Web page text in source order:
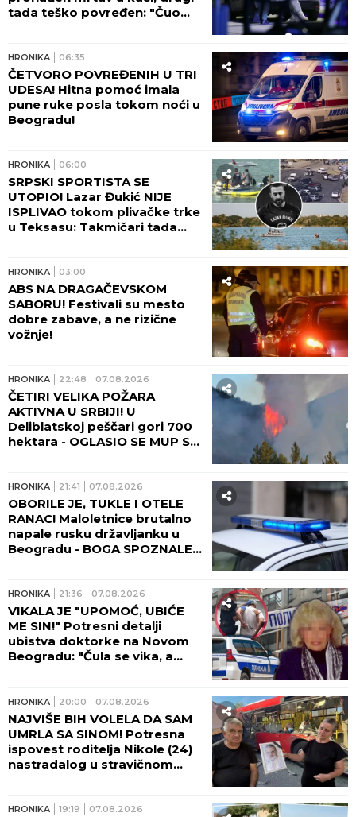
tada teško povređen: "Čuo
HRONIKA 06:35
ČETVORO POVREĐENIH U TRI
UDESA! Hitna pomoć imala
pune ruke posla tokom noći u
Beogradu!
HRONIKA 06:00
SRPSKI SPORTISTA SE
UTOPIO! Lazar Đukić NIJE
ISPLIVAO tokom plivačke trke
u Teksasu: Takmičari tada
HRONIKA 03:00
ABS NA DRAGAČEVSKOM
SABORU! Festivali su mesto
dobre zabave, a ne rizične
vožnje!
HRONIKA 22:48 07.08.2026
ČETIRI VELIKA POŽARA
AKTIVNA U SRBIJI! U
Deliblatskoj peščari gori 700
hektara - OGLASIO SE MUP SA
HRONIKA 21:41 07.08.2026
OBORILE JE, TUKLE I OTELE
RANAC! Maloletnice brutalno
napale rusku državljanku u
Beogradu - BOGA SPOZNALE
HRONIKA 21:36 07.08.2026
VIKALA JE "UPOMOĆ, UBIĆE
ME SIN!" Potresni detalji
ubistva doktorke na Novom
Beogradu: "Čula se vika, a
HRONIKA 20:00 07.08.2026
NAJVIŠE BIH VOLELA DA SAM
UMRLA SA SINOM! Potresna
ispovest roditelja Nikole (24)
nastradalog u stravičnom
HRONIKA 19:19 07.08.2026